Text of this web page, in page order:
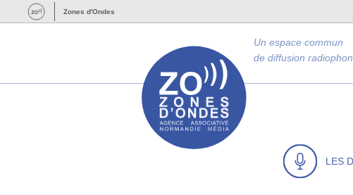
Zones d'Ondes
Un espace commun
de diffusion
LES